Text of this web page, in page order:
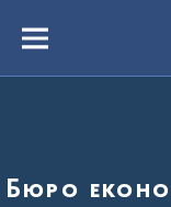
вмістуMenu
Бюро